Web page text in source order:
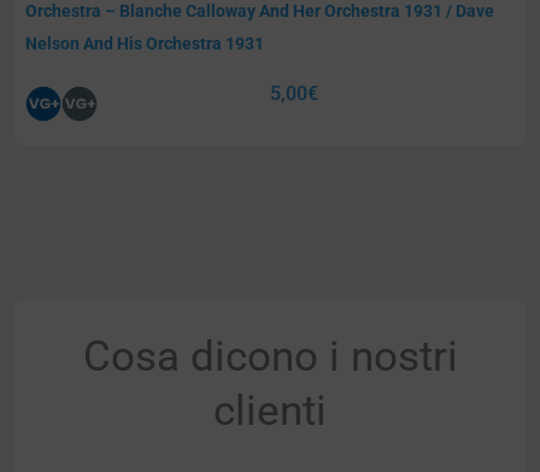
Orchestra – Blanche Calloway And Her Orchestra 1931 / Dave
Nelson And His Orchestra 1931
5,00€
Cosa dicono i nostri
clienti